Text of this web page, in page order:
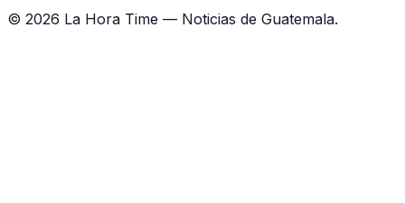
© 2026 La Hora Time — Noticias de Guatemala.